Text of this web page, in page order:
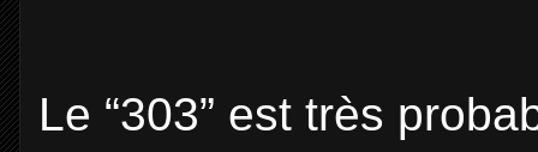
Le “303” est très